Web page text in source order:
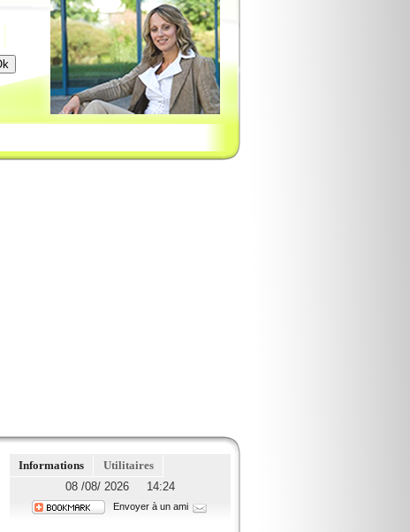
Informations
Utilitaires
08 /08/ 2026 14:24
Envoyer à un ami